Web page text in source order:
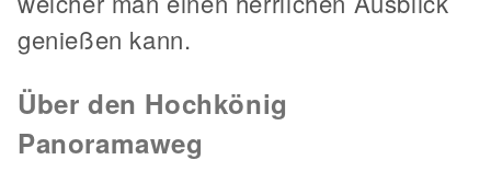
genießen kann.
Über den Hochkönig
Panoramaweg